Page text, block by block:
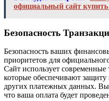
официальный сайт
Безопасность
Безопасность ваших
приоритетов для
Сайт использует
которые обеспечивают
других платежных данных.
что ваша оплата будет